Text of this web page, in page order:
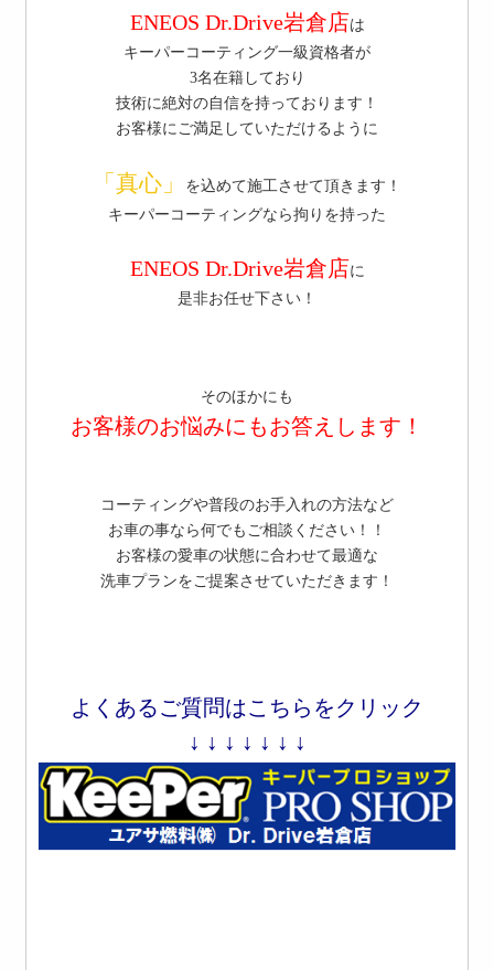
ENEOS Dr.Drive岩倉店は
キーパーコーティング一級資格者が
3名在籍しており
技術に絶対の自信を持っております！
お客様にご満足していただけるように
「真心」
を込めて施工させて頂きます！
キーパーコーティングなら拘りを持った
ENEOS Dr.Drive岩倉店に
是非お任せ下さい！
そのほかにも
お客様のお悩みにもお答えします！
コーティングや普段のお手入れの方法など
お車の事なら何でもご相談ください！！
お客様の愛車の状態に合わせて最適な
洗車プランをご提案させていただきます！
よくあるご質問はこちらをクリック
↓ ↓ ↓ ↓ ↓ ↓ ↓